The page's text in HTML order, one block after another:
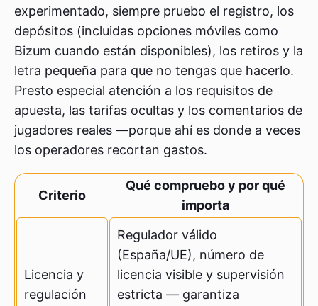
experimentado, siempre pruebo el registro, los
depósitos (incluidas opciones móviles como
Bizum cuando están disponibles), los retiros y la
letra pequeña para que no tengas que hacerlo.
Presto especial atención a los requisitos de
apuesta, las tarifas ocultas y los comentarios de
jugadores reales —porque ahí es donde a veces
los operadores recortan gastos.
Criterio
Qué compruebo y por qué
importa
Licencia y
regulación
Regulador válido
(España/UE), número de
licencia visible y supervisión
estricta — garantiza